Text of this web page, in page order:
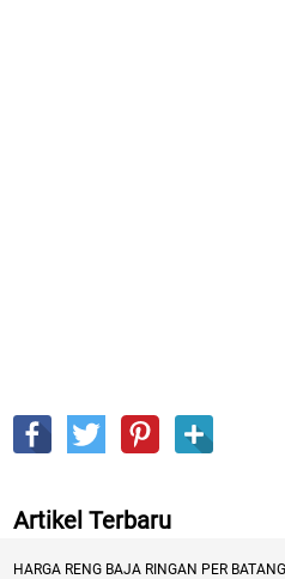
Artikel Terbaru
HARGA RENG BAJA RINGAN PER